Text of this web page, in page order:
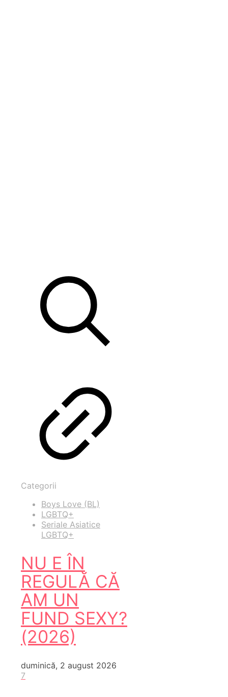
Categorii
Boys Love (BL)
LGBTQ+
Seriale Asiatice
LGBTQ+
NU E ÎN
REGULĂ CĂ
AM UN
FUND SEXY?
(2026)
duminică, 2 august 2026
7